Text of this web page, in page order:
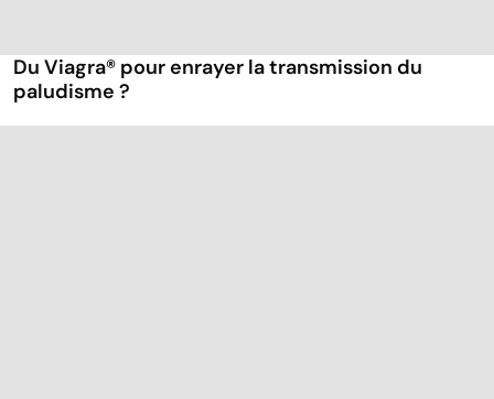
Du Viagra® pour enrayer la transmission du
paludisme ?